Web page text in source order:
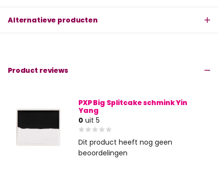
Alternatieve producten
Product reviews
PXP Big Splitcake schmink Yin
Yang
0 uit 5
Dit product heeft nog geen
beoordelingen